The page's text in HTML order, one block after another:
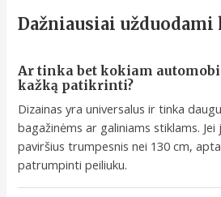
Dažniausiai
Ar tinka bet kokiam
kažką patikrinti?
Dizainas yra universalus ir tinka
bagažinėms ar galiniams stiklams.
paviršius trumpesnis nei 130 cm,
patrumpinti peiliuku.